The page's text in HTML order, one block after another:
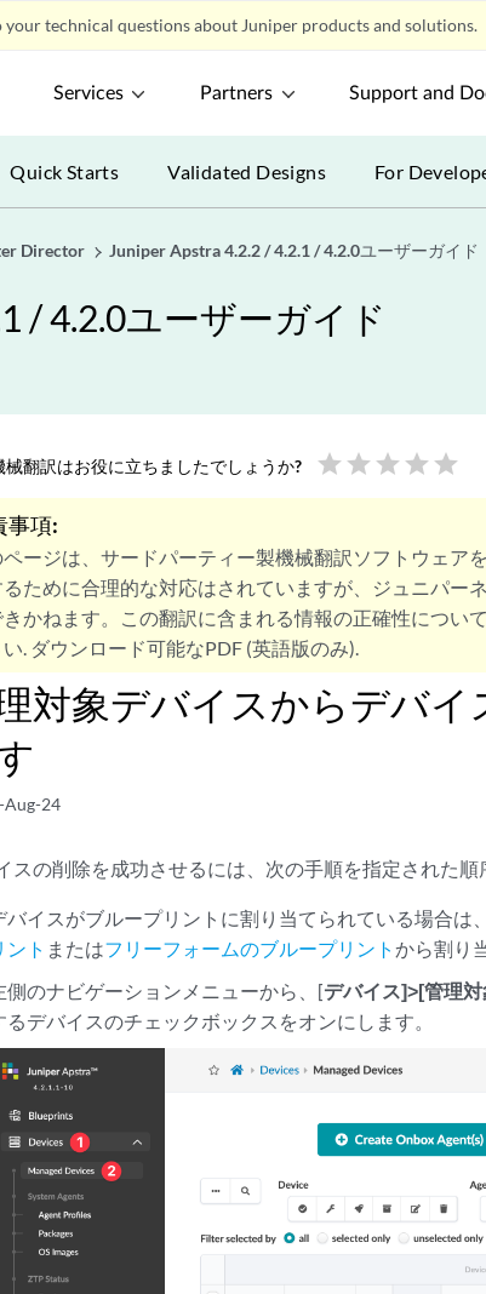
your technical questions about Juniper products and solutions.
Services Partners Support and
Quick Starts Validated Designs For
Director Juniper Apstra 4.2.2 / 4.2.1 / 4.2.0ユーザーガイド
/ 4.2.0ユーザーガイド
械翻訳はお役に立ちましたでしょうか? star star star star star
事項:
ページは、サードパーティー製機械翻訳ソフトウェア
ために合理的な対応はされていますが、ジュニパー
きかねます。この翻訳に含まれる情報の正確性につい
. ダウンロード可能なPDF (英語版のみ).
対象デバイスからデバイ
Aug-24
スの削除を成功させるには、次の手順を指定された順
バイスがブループリントに割り当てられている場合は
ント またはフリーフォームのブループリントから割り
側のナビゲーションメニューから、[デバイス]>[管理
るデバイスのチェックボックスをオンにします。